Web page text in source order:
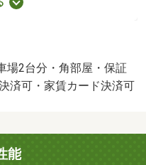
ン、照明器具付き。京阪
ックスやオートロック
置場：なし・駐輪場：
ｸﾞ 82500円/その他 2750
場2台分・角部屋・保証
済可・家賃カード決済可
能